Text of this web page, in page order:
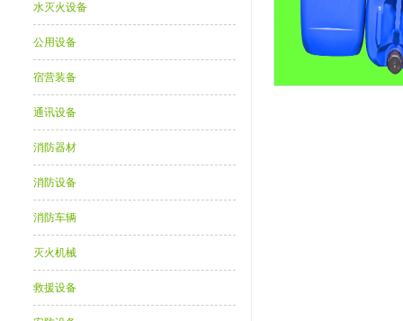
水灭火设备
公用设备
宿营装备
通讯设备
消防器材
消防设备
消防车辆
灭火机械
救援设备